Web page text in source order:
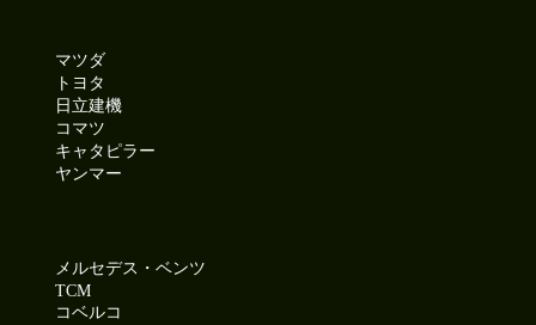
マツダ
トヨタ
日立建機
コマツ
キャタピラー
ヤンマー
メルセデス・ベンツ
TCM
コベルコ